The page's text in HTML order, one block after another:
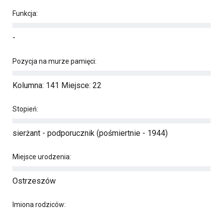
Funkcja:
-
Pozycja na murze pamięci:
Kolumna: 141 Miejsce: 22
Stopień:
sierżant - podporucznik (pośmiertnie - 1944)
Miejsce urodzenia:
Ostrzeszów
Imiona rodziców: